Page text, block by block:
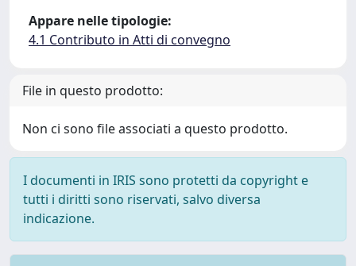
Appare nelle tipologie:
4.1 Contributo in Atti di convegno
File in questo prodotto:
Non ci sono file associati a questo prodotto.
I documenti in IRIS sono protetti da copyright e
tutti i diritti sono riservati, salvo diversa
indicazione.